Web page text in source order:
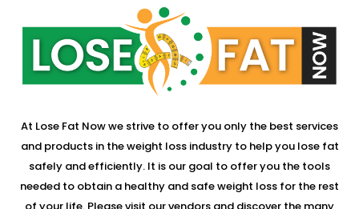
At Lose Fat Now we strive to offer you only the best services
and products in the weight loss industry to help you lose fat
safely and efficiently. It is our goal to offer you the tools
needed to obtain a healthy and safe weight loss for the rest
of your life. Please visit our vendors and discover the many